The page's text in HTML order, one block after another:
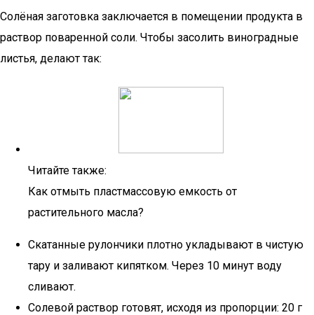
Солёная заготовка заключается в помещении продукта в
раствор поваренной соли. Чтобы засолить виноградные
листья, делают так:
Читайте также:
Как отмыть пластмассовую емкость от
растительного масла?
Скатанные рулончики плотно укладывают в чистую
тару и заливают кипятком. Через 10 минут воду
сливают.
Солевой раствор готовят, исходя из пропорции: 20 г